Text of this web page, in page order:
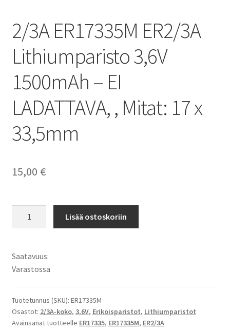
2/3A ER17335M ER2/3A
Lithiumparisto 3,6V
1500mAh – EI
LADATTAVA, , Mitat: 17 x
33,5mm
15,00 €
3,6V
1500mAh
EI
LADATTAVA,
,
Lisää ostoskoriin
Saatavuus:
Varastossa
Tuotetunnus (SKU): ER17335M
Osastot: 2/3A-koko, 3,6V, Erikoisparistot, Lithiumparistot
Avainsanat tuotteelle ER17335, ER17335M, ER2/3A